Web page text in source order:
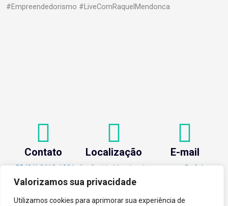
Valorizamos sua privacidade
Utilizamos cookies para aprimorar sua experiência de
#Empreendedorismo #LiveComRaquelMendonca
Contato
+55 (31) 3612-1281
Localização
Av. Oraida Mendes de
Castro, 6000 Novo
Silvestre - 36576-400
E-mail
centev@ufv.br